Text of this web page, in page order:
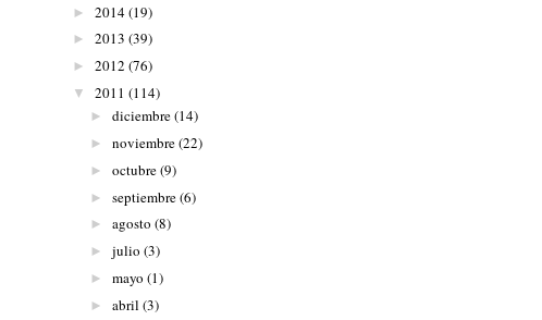
► 2014(19)
► 2013 (39)
► 2012 (76)
▼ 2011 (114)
► diciembre(14)
► noviembre(22)
► octubre(9)
► septiembre(6)
► agosto (8)
► julio (3)
► mayo (1)
► abril (3)